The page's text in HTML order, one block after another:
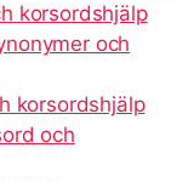
korsordshjälp
och
korsordshjälp
och